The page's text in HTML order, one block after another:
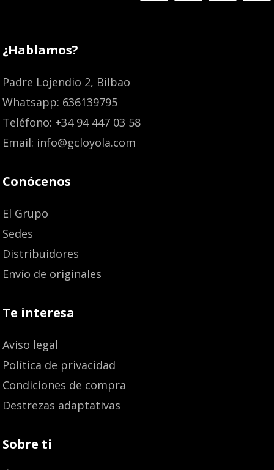
¿Hablamos?
Padre Lojendio 2, Bilbao
Whatsapp: 636139795
Teléfono: +34 94 447 03 58
Email: info@gcloyola.com
Conócenos
El Grupo
Sedes
Distribuidores
Envío de originales
Te interesa
Aviso legal
Política de privacidad
Condiciones de compra
Destrezas adaptativas
Sobre ti